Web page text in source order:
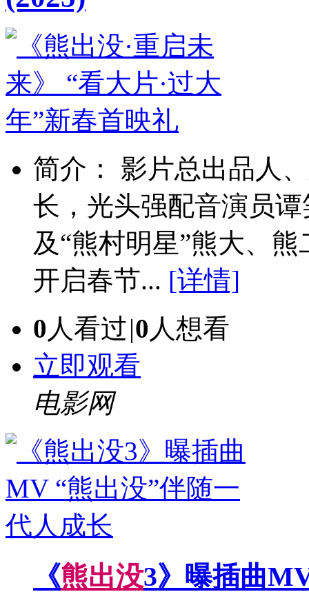
简介： 影片总出品人
长，光头强配音演员
及“熊村明星”熊大、
开启春节... [详情]
0 人看过|0 人想看
立即观看
电影网
《熊出没3》曝插曲